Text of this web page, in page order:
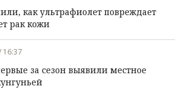
как ультрафиолет повреждает
рак кожи
16:37
за сезон выявили местное